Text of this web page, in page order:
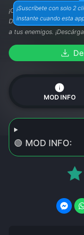
¡Suscríbete con solo 2
instante cuando esta
¡Conviértete en un
Disfruta de energía
a tus enemigos.
download
info
MOD INFO
🟢 MOD INFO: